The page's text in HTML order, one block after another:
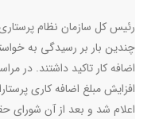
رئیس کل سازمان نظام
چندین بار بر رسیدگی به
اضافه کار تاکید داشتند. در
افزایش مبلغ اضافه کاری
اعلام شد و بعد از آن شورای